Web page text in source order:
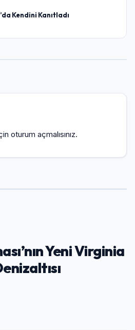
Kendini Kanıtladı
oturum açmalısınız.
Yeni Virginia